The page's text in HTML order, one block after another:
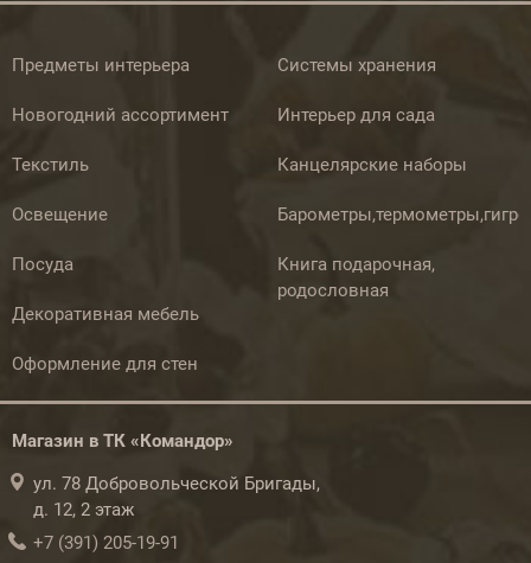
Предметы интерьера
Новогодний ассортимент
Текстиль
Освещение
Посуда
Декоративная мебель
Оформление для стен
Системы хранения
Интерьер для сада
Канцелярские наборы
Книга подарочная,
родословная
Магазин в ТК «Командор»
ул. 78 Добровольческой Бригады,
д. 12, 2 этаж
+7 (391) 205-19-91